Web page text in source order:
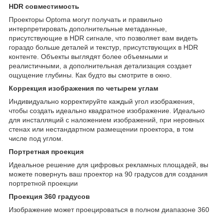
HDR совместимость
Проекторы Optoma могут получать и правильно
интерпретировать дополнительные метаданные,
присутствующие в HDR сигнале, что позволяет вам видеть
гораздо больше деталей и текстур, присутствующих в HDR
контенте. Объекты выглядят более объемными и
реалистичными, а дополнительная детализация создает
ощущение глубины. Как будто вы смотрите в окно.
Коррекция изображения по четырем углам
Индивидуально корректируйте каждый угол изображения,
чтобы создать идеально квадратное изображение. Идеально
для инсталляций с наложением изображений, при неровных
стенах или нестандартном размещении проектора, в том
числе под углом.
Портретная проекция
Идеальное решение для цифровых рекламных площадей, вы
можете повернуть ваш проектор на 90 градусов для создания
портретной проекции
Проекция 360 градусов
Изображение может проецироваться в полном диапазоне 360